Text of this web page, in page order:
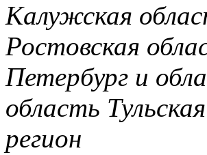
Калужская
Ростовская
Петербург и
область
регион